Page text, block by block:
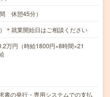
休憩45分）
＊就業開始日はご相談ください
万円（時給1800円×8時間×21
書の発行・専用システムでの支払